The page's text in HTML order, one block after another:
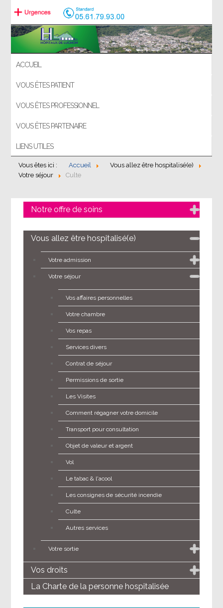
ACCUEIL
VOUS ÊTES PATIENT
VOUS ÊTES PROFESSIONNEL
VOUS ÊTES PARTENAIRE
LIENS UTILES
Vous êtes ici : Accueil
Vous allez être hospitalisé(e)
Votre séjour
Culte
Notre offre de soins
Vous allez être hospitalisé(e)
Votre admission
Votre séjour
Vos affaires personnelles
Votre chambre
Vos repas
Services divers
Contrat de séjour
Permissions de sortie
Les Visites
Comment régagner votre domicile
Transport pour consultation
Objet de valeur et argent
Vol
Le tabac & l'acool
Les consignes de sécurité incendie
Culte
Autres services
Votre sortie
Vos droits
La Charte de la personne hospitalisée